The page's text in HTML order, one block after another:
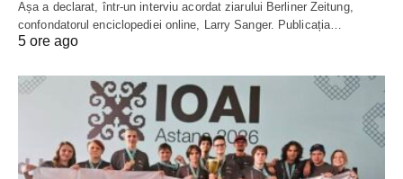
Așa a declarat, într-un interviu acordat ziarului Berliner Zeitung,
confondatorul enciclopediei online, Larry Sanger. Publicația…
5 ore ago